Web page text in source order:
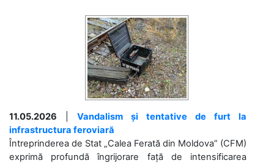
11.05.2026
Vandalism și tentative de furt la
infrastructura feroviară
Întreprinderea de Stat „Calea Ferată din Moldova” (CFM)
exprimă profundă îngrijorare față de intensificarea